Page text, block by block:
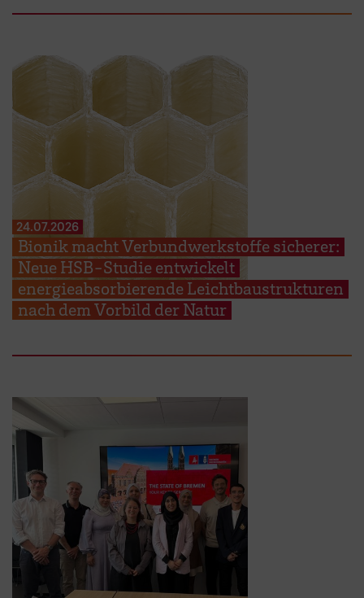
24.07.2026
Bionik macht Verbundwerkstoffe sicherer:
Neue HSB-Studie entwickelt
energieabsorbierende Leichtbaustrukturen
nach dem Vorbild der Natur